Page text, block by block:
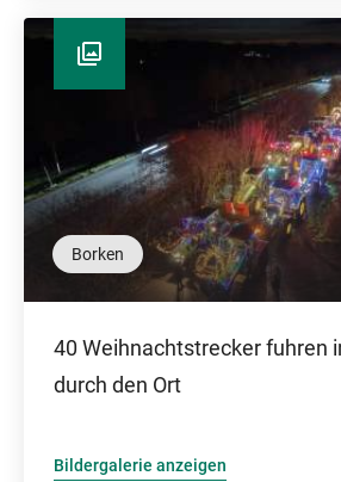
Borken
40 Weihnachtstrecker fuhren
durch den Ort
Bildergalerie anzeigen